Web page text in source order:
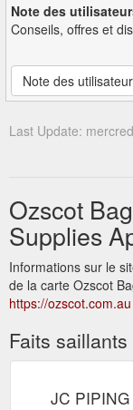
Note des
Conseils, offres et
Note des
Last Update:
Ozscot
Supplies
Informations sur le
de la carte Ozscot
https://ozscot.com.au
Faits
JC